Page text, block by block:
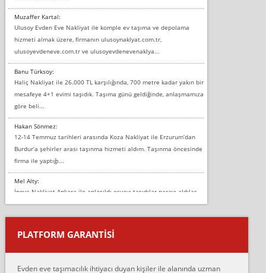
Muzaffer Kartal:
Ulusoy Evden Eve Nakliyat ile komple ev taşıma ve depolama
hizmeti almak üzere, firmanın ulusoynaklyat.com.tr,
ulusoyevdeneve.com.tr ve ulusoyevdenevenaklya...
Banu Türksoy:
Haliç Nakliyat ile 26.000 TL karşılığında, 700 metre kadar yakın bir
mesafeye 4+1 evimi taşıdık. Taşıma günü geldiğinde, anlaşmamıza
göre beli...
Hakan Sönmez:
12-14 Temmuz tarihleri arasında Koza Nakliyat ile Erzurum’dan
Burdur’a şehirler arası taşınma hizmeti aldım. Taşınma öncesinde
firma ile yaptığı...
Mel Alty:
İnova Nakliyat Ankara ile anlaşıldı eşyayı taşıdılar parayı aldılar.
Salon duvarına bir baktım birisi boydan alüminyum renkli bantı
yapıştırm...
Murat:
çalıştıklarını, müş...
PLATFORM GARANTİSİ
Evden eve taşımacılık ihtiyacı duyan kişiler ile alanında uzman